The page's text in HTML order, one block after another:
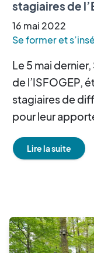
stagiaires de
16 mai 2022
Se former et
Le 5 mai
de l’ISFOGEP,
stagiaires de
pour leur
Lire la suite